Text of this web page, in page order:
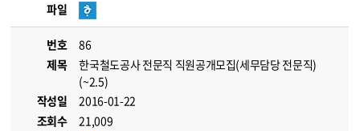
파일
번호
86
제목
한국철도공사 전문직 직원공개모집(세무담당 전문직)
(~2.5)
작성일
2016-01-22
조회수
21,009